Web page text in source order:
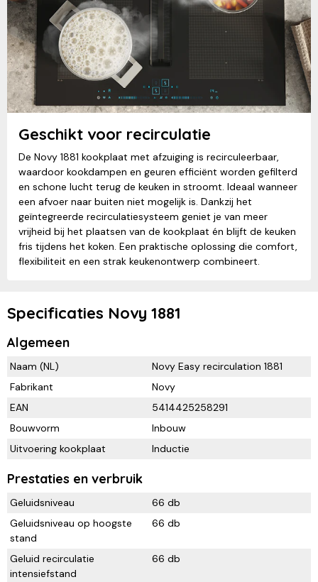
Geschikt voor recirculatie
De Novy 1881 kookplaat met afzuiging is recirculeerbaar,
waardoor kookdampen en geuren efficiënt worden gefilterd
en schone lucht terug de keuken in stroomt. Ideaal wanneer
een afvoer naar buiten niet mogelijk is. Dankzij het
geïntegreerde recirculatiesysteem geniet je van meer
vrijheid bij het plaatsen van de kookplaat én blijft de keuken
fris tijdens het koken. Een praktische oplossing die comfort,
flexibiliteit en een strak keukenontwerp combineert.
Specificaties Novy 1881
Algemeen
Naam (NL)
Novy Easy recirculation 1881
Fabrikant
Novy
EAN
5414425258291
Bouwvorm
Inbouw
Uitvoering kookplaat
Inductie
Prestaties en verbruik
Geluidsniveau
66 db
Geluidsniveau op hoogste
stand
66 db
Geluid recirculatie
intensiefstand
66 db